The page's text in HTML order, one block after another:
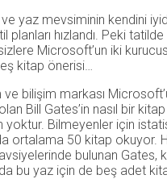
ve yaz mevsiminin kendini
hızlandı. Peki tatilde
Microsoft’un iki
kitap önerisi…
ve bilişim markası
Bill Gates’in nasıl bir
yoktur. Bilmeyenler için
ortalama 50 kitap okuyor.
bulunan Gates,
bu yaz için de beş adet